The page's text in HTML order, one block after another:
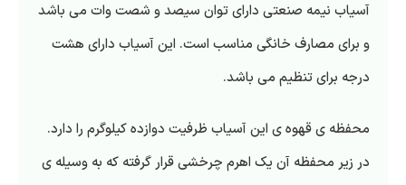
آسیاب نیمه صنعتی دارای توان سیصد و شصت وات می باشد
و برای مصارف خانگی مناسب است. این آسیاب دارای هشت
درجه برای تنظیم می باشد.
محفظه ی قهوه ی این آسیاب ظرفیت دوازده کیلوگرم را دارد.
در زیر محفظه آن یک اهرم چرخشی قرار گرفته که به وسیله ی